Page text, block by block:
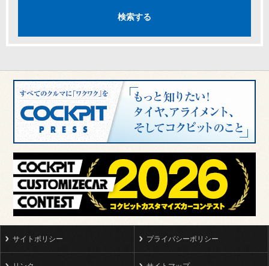
サイトポリシー プライバシーポリシー